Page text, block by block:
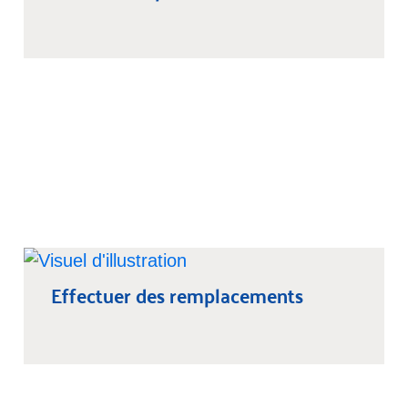
Effectuer des remplacements